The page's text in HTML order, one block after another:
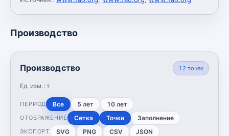
Производство
Производство
Ед. изм.: т
12 точек
ПЕРИОД Все 5 лет 10 лет
ОТОБРАЖЕНИЕ Сетка Точки Заполнение
ЭКСПОРТ SVG PNG CSV JSON